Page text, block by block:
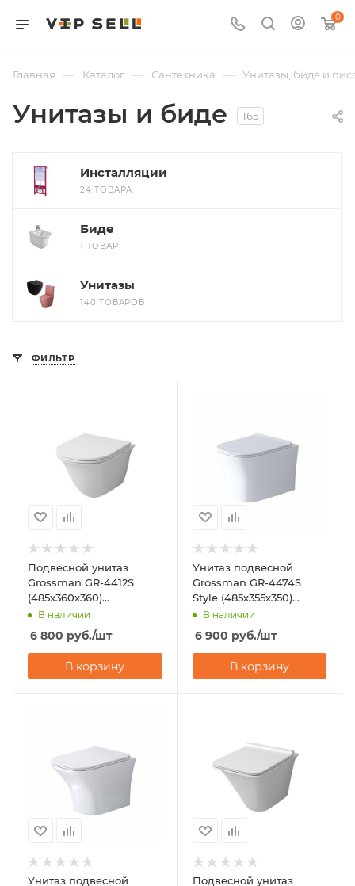
0
Главная — Каталог — Сантехника — Унитазы, биде и
Унитазы и биде 165
Инсталляции
24 ТОВАРА
Биде
1 ТОВАР
Унитазы
140 ТОВАРОВ
ФИЛЬТР
Подвесной унитаз
Grossman GR-4412S
(485х360х360)
безободковый
В наличии
6 800 руб./шт
В корзину
Унитаз подвесной
Grossman GR-4474S
Style (485х355х350)
безободковый
В наличии
6 900 руб./шт
В корзину
Унитаз подвесной
Подвесной унитаз